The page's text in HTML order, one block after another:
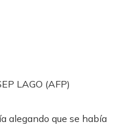
LAGO (AFP)
alegando que se había